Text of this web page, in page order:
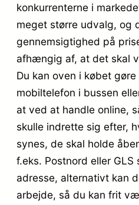
konkurrenterne i
meget større udvalg, og
gennemsigtighed på
afhængig af, at det skal
Du kan oven i købet
mobiltelefon i bussen
at ved at handle online,
skulle indrette sig efter,
synes, de skal holde
f.eks. Postnord eller
adresse, alternativt kan
arbejde, så du kan frit